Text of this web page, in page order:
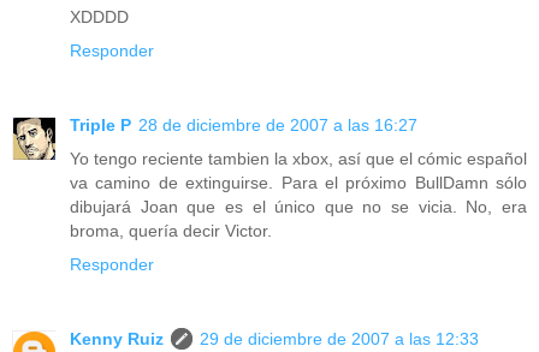
XDDDD
Responder
Triple P 28 de diciembre de 2007 a las 16:27
Yo tengo reciente tambien la xbox, así que el cómic español
va camino de extinguirse. Para el próximo BullDamn sólo
dibujará Joan que es el único que no se vicia. No, era
broma, quería decir Victor.
Responder
Kenny Ruiz
29 de diciembre de 2007 a las 12:33